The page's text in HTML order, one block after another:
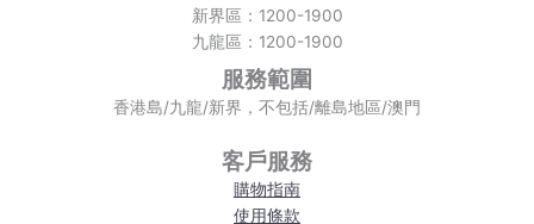
新界區：1200-1900
九龍區：1200-1900
服務範圍
香港島/九龍/新界，不包括/離島地區/澳門
客戶服務
購物指南
使用條款